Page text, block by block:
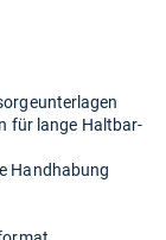
für lange Halt­bar­
Hand­ha­bung